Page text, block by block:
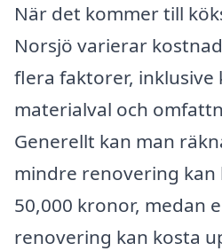
När det kommer till
Norsjö varierar
flera faktorer, inklusive
materialval och
Generellt kan man
mindre renovering
50,000 kronor, medan
renovering kan kosta